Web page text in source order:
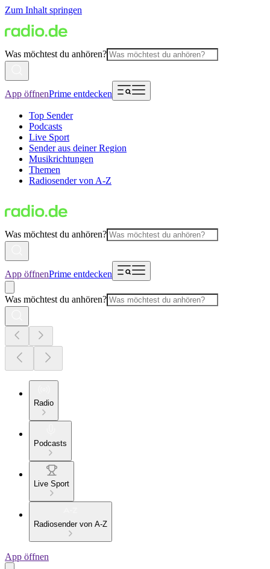
Zum Inhalt springen
Was möchtest du anhören?
App öffnenPrime entdecken
Top Sender
Podcasts
Live Sport
Sender aus deiner Region
Musikrichtungen
Themen
Radiosender von A-Z
Was möchtest du anhören?
App öffnenPrime entdecken
Was möchtest du anhören?
Radio
Podcasts
Live Sport
Radiosender von A-Z
App öffnen